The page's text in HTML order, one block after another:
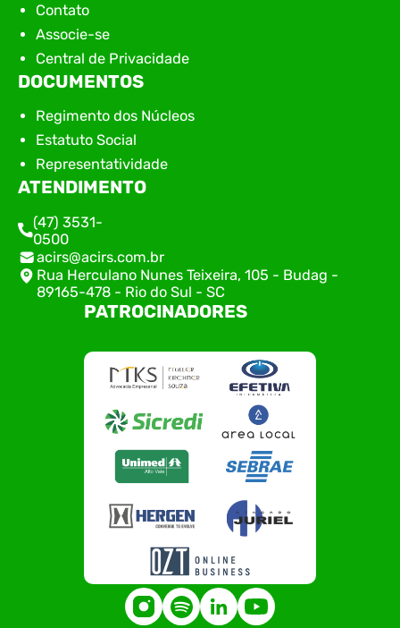
Contato
Associe-se
Central de Privacidade
DOCUMENTOS
Regimento dos Núcleos
Estatuto Social
Representatividade
ATENDIMENTO
(47) 3531-
0500
acirs@acirs.com.br
Rua Herculano Nunes Teixeira, 105 - Budag -
89165-478 - Rio do Sul - SC
PATROCINADORES